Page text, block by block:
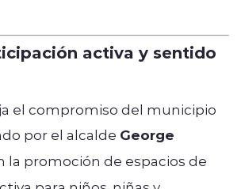
activa y sentido
el compromiso del municipio
por el alcalde George
la promoción de espacios de